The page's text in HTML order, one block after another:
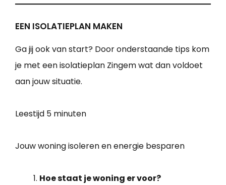
EEN ISOLATIEPLAN MAKEN
Ga jij ook van start? Door onderstaande tips kom
je met een isolatieplan Zingem wat dan voldoet
aan jouw situatie.
Leestijd 5 minuten
Jouw woning isoleren en energie besparen
Hoe staat je woning er voor?